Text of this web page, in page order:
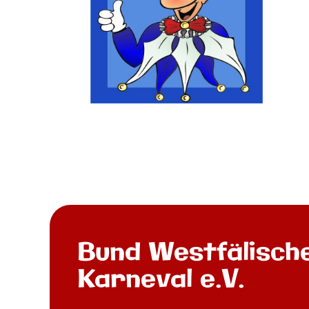
Bund
Karneval e.V.